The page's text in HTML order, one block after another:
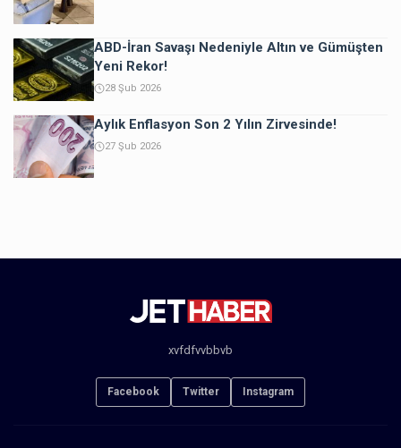
ABD-İran Savaşı Nedeniyle Altın ve Gümüşten
Yeni Rekor!
28 Şub 2026
Aylık Enflasyon Son 2 Yılın Zirvesinde!
27 Şub 2026
xvfdfvvbbvb
Facebook Twitter Instagram